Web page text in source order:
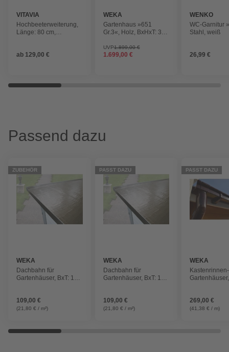
VITAVIA
Hochbeeterweiterung,
Länge: 80 cm,
ab 129,00 €
WEKA
Gartenhaus »651
Gr.3«, Holz, BxHxT: 380
(Außenmaße inkl.
Dachüberstand)
UVP1.899,00 €
1.699,00 €
WENKO
WC-Garnitur
Stahl, weiß
26,99 €
Passend dazu
ZUBEHÖR
WEKA
Dachbahn für
Gartenhäuser, BxT: 100
109,00 €
(21,80 € / m²)
PASST DAZU
WEKA
Dachbahn für
Gartenhäuser, BxT: 100
109,00 €
(21,80 € / m²)
PASST DAZU
WEKA
Gartenhäuser,
269,00 €
(41,38 € / m)